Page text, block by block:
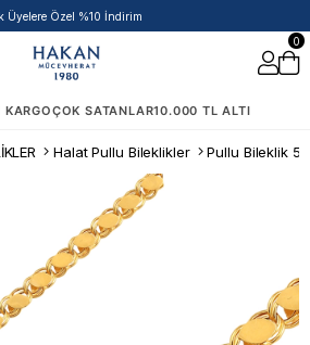
Siparişlere Ek %5 İndirim Fırsatı!
0
KARGOÇOK SATANLAR10.000 TL ALTI
Halat Pullu Bileklikler Pullu Bileklik 5